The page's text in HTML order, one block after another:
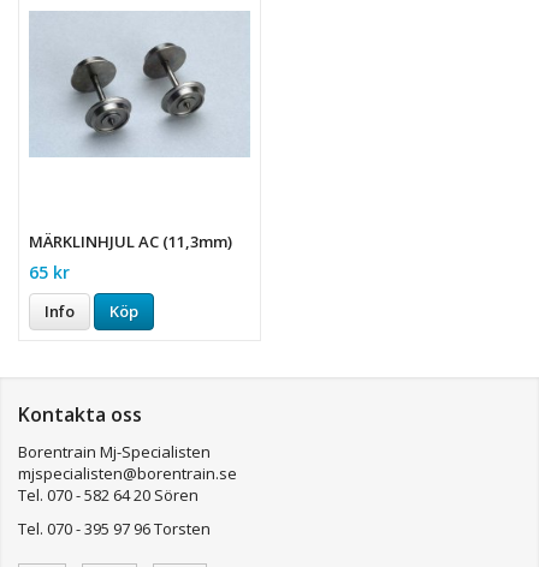
MÄRKLINHJUL AC (11,3mm)
65 kr
Info Köp
Kontakta oss
Borentrain Mj-Specialisten
mjspecialisten@borentrain.se
Tel. 070 - 582 64 20 Sören
Tel. 070 - 395 97 96 Torsten